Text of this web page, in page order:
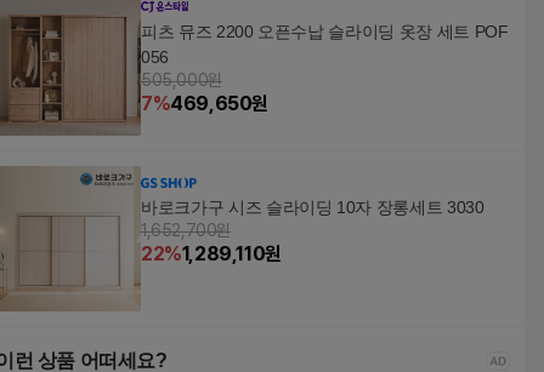
피츠 뮤즈 2200 오픈수납 슬라이딩 옷장 세트 POF
056
505,000원
7%469,650원
바로크가구 시즈 슬라이딩 10자 장롱세트 3030
1,652,700원
22%1,289,110원
런 상품 어떠세요?